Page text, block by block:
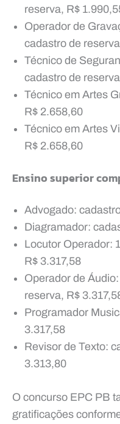
reserva, R$
Operador de
cadastro de
Técnico de
cadastro de
Técnico em Artes
R$ 2.658,60
Técnico em Artes
R$ 2.658,60
Ensino superior
Advogado:
Diagramador:
Locutor Operador:
R$ 3.317,58
Operador de
reserva, R$
Programador
3.317,58
Revisor de Texto:
3.313,80
O concurso EPC PB
gratificações